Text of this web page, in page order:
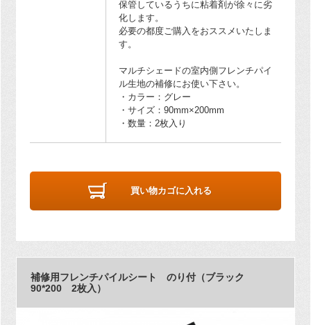
保管しているうちに粘着剤が徐々に劣
化します。
必要の都度ご購入をおススメいたしま
す。
マルチシェードの室内側フレンチパイ
ル生地の補修にお使い下さい。
・カラー：グレー
・サイズ：90mm×200mm
・数量：2枚入り
買い物カゴに入れる
補修用フレンチパイルシート のり付（ブラック
90*200 2枚入）